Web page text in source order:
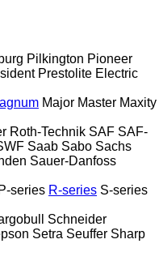
Pilkington Pioneer
Prestolite Electric
Major Master Maxity
Roth-Technik SAF SAF-
Saab Sabo Sachs
Sauer-Danfoss
P-series R-series S-series
Schneider
Setra Seuffer Sharp